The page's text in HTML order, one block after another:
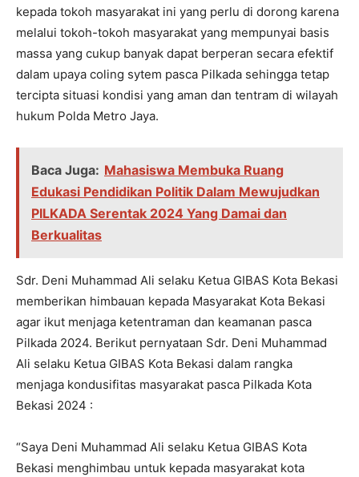
kepada tokoh masyarakat ini yang perlu di dorong karena
melalui tokoh-tokoh masyarakat yang mempunyai basis
massa yang cukup banyak dapat berperan secara efektif
dalam upaya coling sytem pasca Pilkada sehingga tetap
tercipta situasi kondisi yang aman dan tentram di wilayah
hukum Polda Metro Jaya.
Baca Juga: Mahasiswa Membuka Ruang
Edukasi Pendidikan Politik Dalam Mewujudkan
PILKADA Serentak 2024 Yang Damai dan
Berkualitas
Sdr. Deni Muhammad Ali selaku Ketua GIBAS Kota Bekasi
memberikan himbauan kepada Masyarakat Kota Bekasi
agar ikut menjaga ketentraman dan keamanan pasca
Pilkada 2024. Berikut pernyataan Sdr. Deni Muhammad
Ali selaku Ketua GIBAS Kota Bekasi dalam rangka
menjaga kondusifitas masyarakat pasca Pilkada Kota
Bekasi 2024 :
“Saya Deni Muhammad Ali selaku Ketua GIBAS Kota
Bekasi menghimbau untuk kepada masyarakat kota